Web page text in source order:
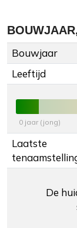
Bouwjaar
Leeftijd
0 jaar (jong)
Laatste
De